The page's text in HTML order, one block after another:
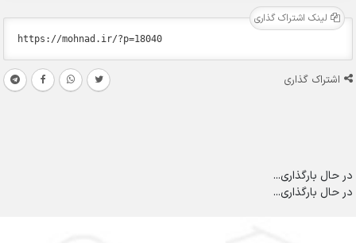
لینک اشتراک گذاری
اشتراک گذاری
در حال بارگذاری...
در حال بارگذاری...